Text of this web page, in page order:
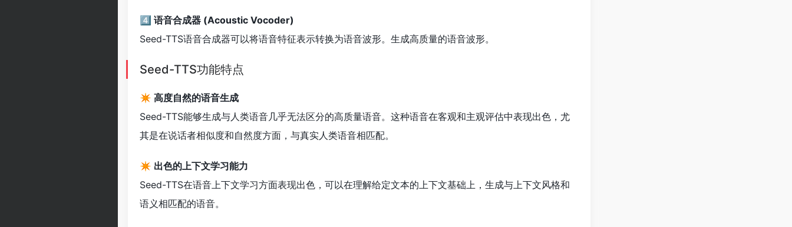
4️⃣ 语音合成器 (Acoustic Vocoder)
Seed-TTS语音合成器可以将语音特征表示转换为语音波形。生成高质量的语音波形。
Seed-TTS功能特点
✴️ 高度自然的语音生成
Seed-TTS能够生成与人类语音几乎无法区分的高质量语音。这种语音在客观和主观评估中表现出色，尤
其是在说话者相似度和自然度方面，与真实人类语音相匹配。
✴️ 出色的上下文学习能力
Seed-TTS在语音上下文学习方面表现出色，可以在理解给定文本的上下文基础上，生成与上下文风格和
语义相匹配的语音。